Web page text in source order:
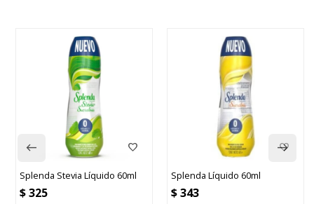
Splenda Stevia Líquido 60ml
$325
Splenda Líquido 60ml
$343